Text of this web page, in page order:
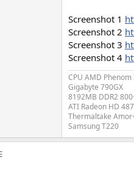
Screenshot 1
Screenshot 2
Screenshot 3
Screenshot 4
CPU AMD
Gigabyte 790GX
8192MB DDR2
ATI Radeon HD
Thermaltake
Samsung T220